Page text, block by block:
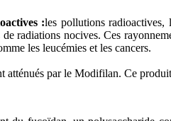
:les pollutions radioactives,
radiations nocives. Ces
les leucémies et les cancers.
par le Modifilan. Ce